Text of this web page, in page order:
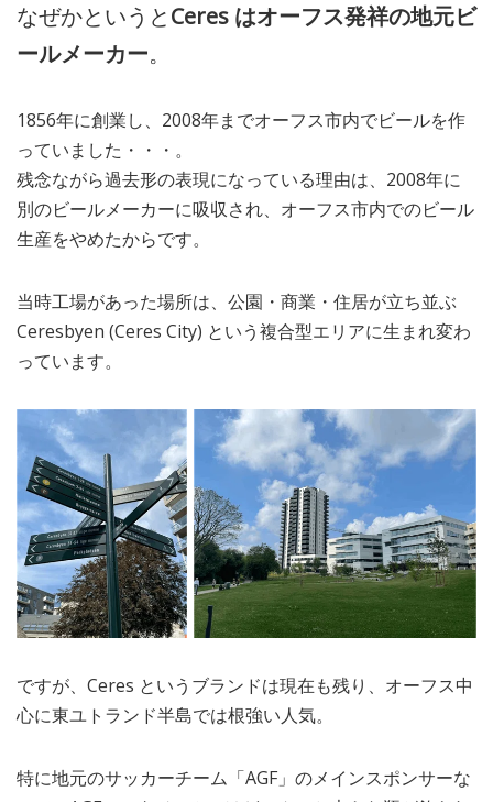
なぜかというとCeres はオーフス発祥の地元ビ
ールメーカー。
1856年に創業し、2008年までオーフス市内でビールを作
っていました・・・。
残念ながら過去形の表現になっている理由は、2008年に
別のビールメーカーに吸収され、オーフス市内でのビール
生産をやめたからです。
当時工場があった場所は、公園・商業・住居が立ち並ぶ
Ceresbyen (Ceres City) という複合型エリアに生まれ変わ
っています。
ですが、Ceres というブランドは現在も残り、オーフス中
心に東ユトランド半島では根強い人気。
特に地元のサッカーチーム「AGF」のメインスポンサーな